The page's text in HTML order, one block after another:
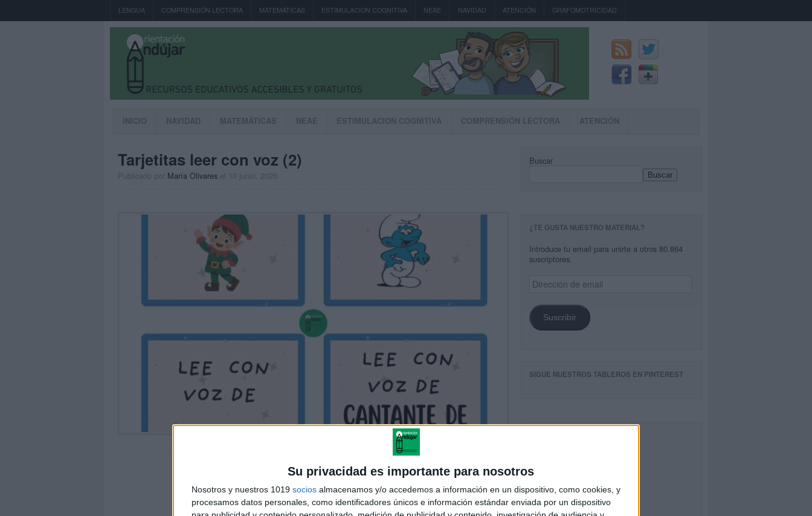
Su privacidad es importante para nosotros
Nosotros y nuestros 1019 socios almacenamos y/o accedemos a información en un dispositivo, como cookies, y
procesamos datos personales, como identificadores únicos e información estándar enviada por un dispositivo
LENGUA COMPRENSIÓN LECTORA MATEMÁTICAS ESTIMULACION COGNITIVA NEAE NAVIDAD ATENCIÓN GRAFOMOTRICIDAD
INICIO NAVIDAD MATEMÁTICAS NEAE ESTIMULACION COGNITIVA COMPRENSIÓN LECTORA ATENCIÓN
Tarjetitas leer con voz (2)
Publicado por María Olivares el 10 junio, 2026
Buscar
Buscar
¿TE GUSTA NUESTRO MATERIAL?
Introduce tu email para unirte a otros 80.864
suscriptores.
Dirección
de
Suscribir
SIGUE NUESTROS TABLEROS EN PINTEREST